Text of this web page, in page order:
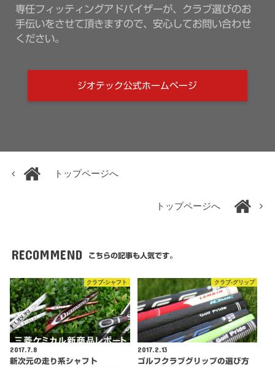
専任フィッティングアドバイザーが、クラブ選びのお
手伝いをさせて頂きますので、安心してお問い合わせ
ください。
ジオテック公式ホームページ
トップページへ
トップページへ
RECOMMEND こちらの記事も人気です。
クラブ-シャフト
2017.7.8
新次元の走り系シャフト
クラブ-グリップ
2017.2.13
ゴルフクラブグリップの選び方